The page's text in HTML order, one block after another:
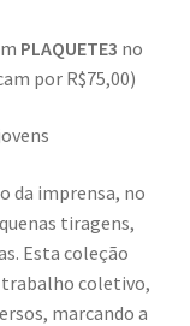
PLAQUETE3 no
por R$75,00)
da imprensa, no
tiragens,
Esta coleção
trabalho coletivo,
marcando a